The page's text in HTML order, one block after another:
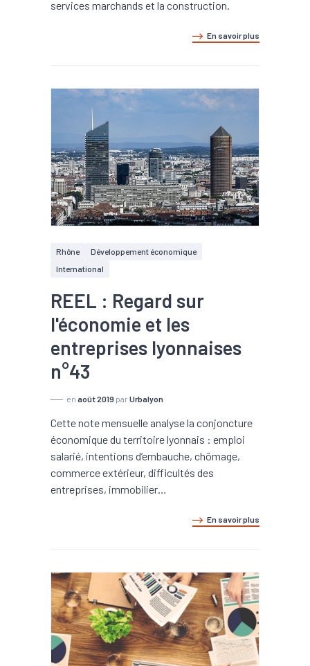
services marchands et la construction.
En savoir plus
Rhône
Développement économique
International
REEL : Regard sur
l'économie et les
entreprises lyonnaises
n°43
en août 2019 par Urbalyon
Cette note mensuelle analyse la conjoncture
économique du territoire lyonnais : emploi
salarié, intentions d’embauche, chômage,
commerce extérieur, difficultés des
entreprises, immobilier…
En savoir plus